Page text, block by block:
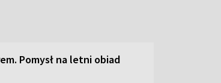
Pomysł na letni obiad